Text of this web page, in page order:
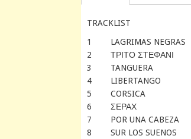
TRACKLIST
1 LAGRIMAS NEGRAS
2 ΤΡΙΤΟ ΣΤΕΦΑΝΙ
3 TANGUERA
4 LIBERTANGO
5 CORSICA
6 ΣΕΡΑΧ
7 POR UNA CABEZA
8 SUR LOS SUENOS